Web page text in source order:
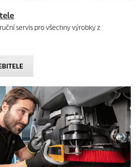
servis pro všechny výrobky z